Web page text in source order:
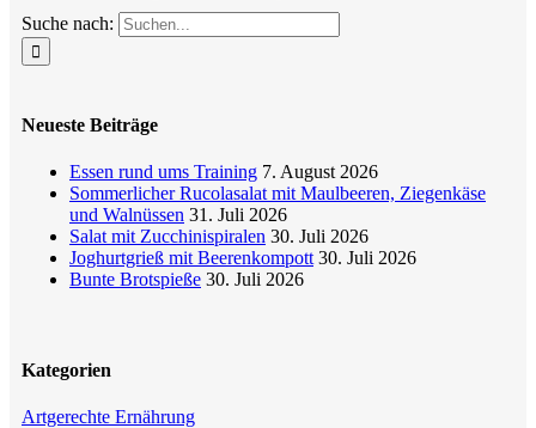
Suche nach:
Neueste Beiträge
Essen rund ums Training 7. August 2026
Sommerlicher Rucolasalat mit Maulbeeren, Ziegenkäse
und Walnüssen 31. Juli 2026
Salat mit Zucchinispiralen 30. Juli 2026
Joghurtgrieß mit Beerenkompott 30. Juli 2026
Bunte Brotspieße 30. Juli 2026
Kategorien
Artgerechte Ernährung